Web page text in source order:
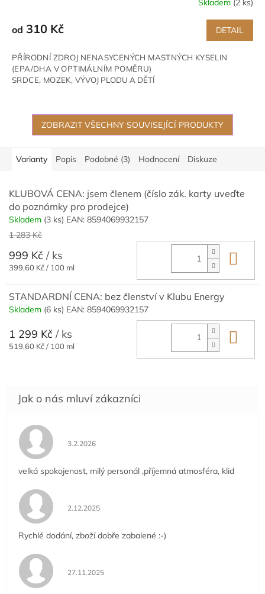
Skladem (2 ks)
od 310 Kč DETAIL
PŘÍRODNÍ ZDROJ NENASYCENÝCH MASTNÝCH KYSELIN
(EPA/DHA V OPTIMÁLNÍM POMĚRU)
SRDCE, MOZEK, VÝVOJ PLODU A DĚTÍ
ZOBRAZIT VŠECHNY SOUVISEJÍCÍ PRODUKTY
Varianty Popis Podobné (3) Hodnocení Diskuze
KLUBOVÁ CENA: jsem členem (číslo zák. karty uveďte
do poznámky pro prodejce)
Skladem (3 ks) EAN: 8594069932157
1 283 Kč
999 Kč / ks
Měrná
399,60 Kč / 100 ml
STANDARDNÍ CENA: bez členství v Klubu Energy
Skladem (6 ks) EAN: 8594069932157
1 299 Kč / ks
Měrná
519,60 Kč / 100 ml
Hodnocení obchodu je 5 z 5 hvězdiček.
3.2.2026
velká spokojenost, milý personál ,příjemná atmosféra, klid
Hodnocení obchodu je 5 z 5 hvězdiček.
2.12.2025
Rychlé dodání, zboží dobře zabalené :-)
Hodnocení obchodu je 5 z 5 hvězdiček.
27.11.2025